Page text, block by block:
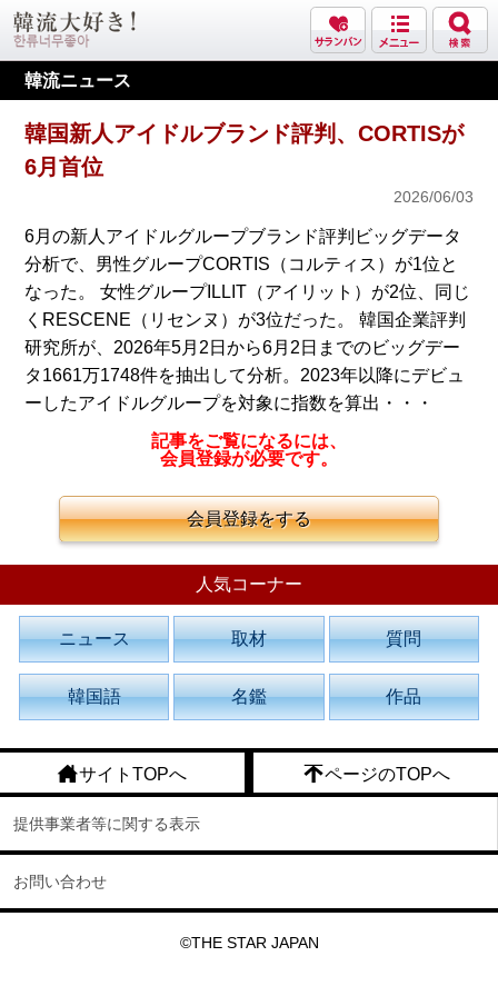
韓流ニュース
韓国新人アイドルブランド評判、CORTISが
6月首位
2026/06/03
6月の新人アイドルグループブランド評判ビッグデータ
分析で、男性グループCORTIS（コルティス）が1位と
なった。 女性グループILLIT（アイリット）が2位、同じ
くRESCENE（リセンヌ）が3位だった。 韓国企業評判
研究所が、2026年5月2日から6月2日までのビッグデー
タ1661万1748件を抽出して分析。2023年以降にデビュ
ーしたアイドルグループを対象に指数を算出・・・
記事をご覧になるには、
会員登録が必要です。
会員登録をする
人気コーナー
ニュース 取材 質問
韓国語 名鑑 作品
サイトTOPへ ページのTOPへ
提供事業者等に関する表示
お問い合わせ
©THE STAR JAPAN